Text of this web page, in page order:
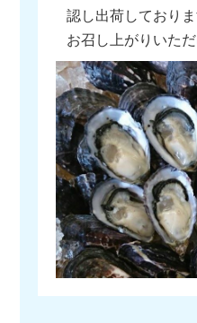
認し出荷しており
お召し上がりいただ